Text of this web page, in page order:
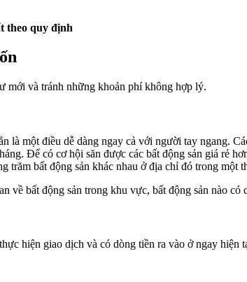
theo quy định
mới và tránh những khoản phí không hợp lý.
là một điều dễ dàng ngay cả với người tay ngang.
Để có cơ hội săn được các bất động sản giá rẻ
trăm bất động sản khác nhau ở địa chỉ đó trong một
về bất động sản trong khu vực, bất động sản nào
hiện giao dịch và có dòng tiền ra vào ở ngay hiện